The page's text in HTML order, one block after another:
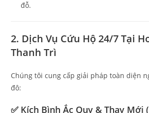
đỗ.
2. Dịch Vụ Cứu Hộ 24/7 Tại
Thanh Trì
Chúng tôi cung cấp giải pháp toàn diện
đô:
✅ Kích Bình Ắc Quy & Thay Mới